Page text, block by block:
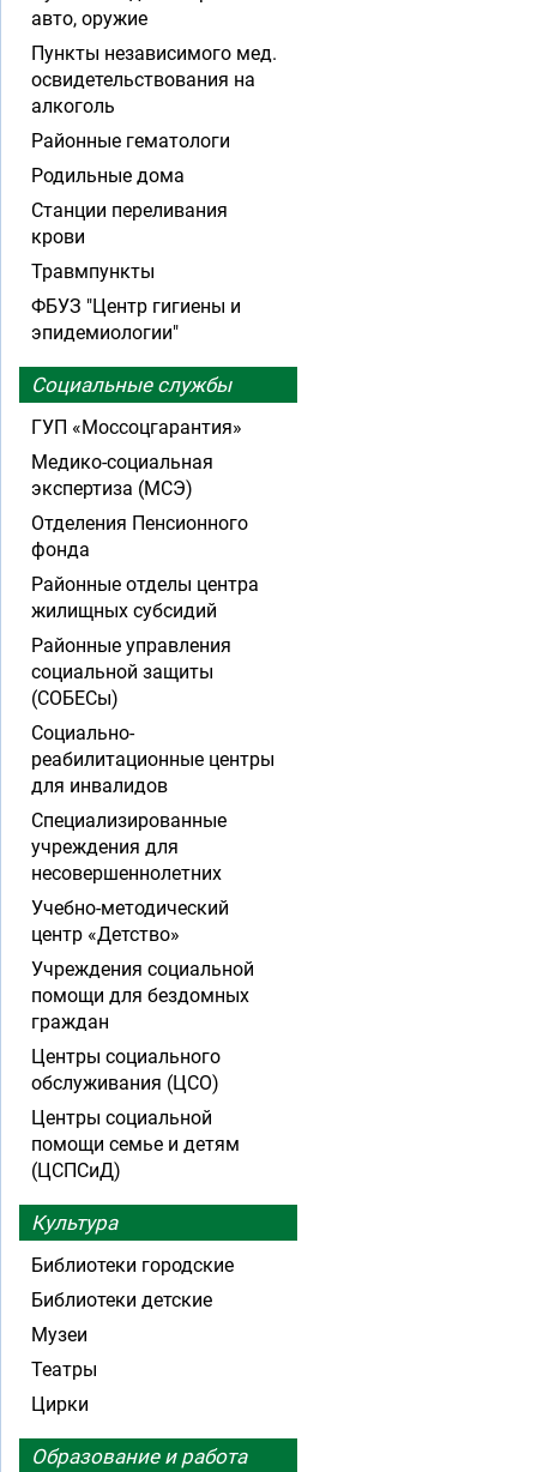
авто, оружие
Пункты независимого мед.
освидетельствования на
алкоголь
Районные гематологи
Родильные дома
Станции переливания
крови
Травмпункты
ФБУЗ "Центр гигиены и
эпидемиологии"
Социальные службы
ГУП «Моссоцгарантия»
Медико-социальная
экспертиза (МСЭ)
Отделения Пенсионного
фонда
Районные отделы центра
жилищных субсидий
Районные управления
социальной защиты
(СОБЕСы)
Социально-
реабилитационные центры
для инвалидов
Специализированные
учреждения для
несовершеннолетних
Учебно-методический
центр «Детство»
Учреждения социальной
помощи для бездомных
граждан
Центры социального
обслуживания (ЦСО)
Центры социальной
помощи семье и детям
(ЦСПСиД)
Культура
Библиотеки городские
Библиотеки детские
Музеи
Театры
Цирки
Образование и работа